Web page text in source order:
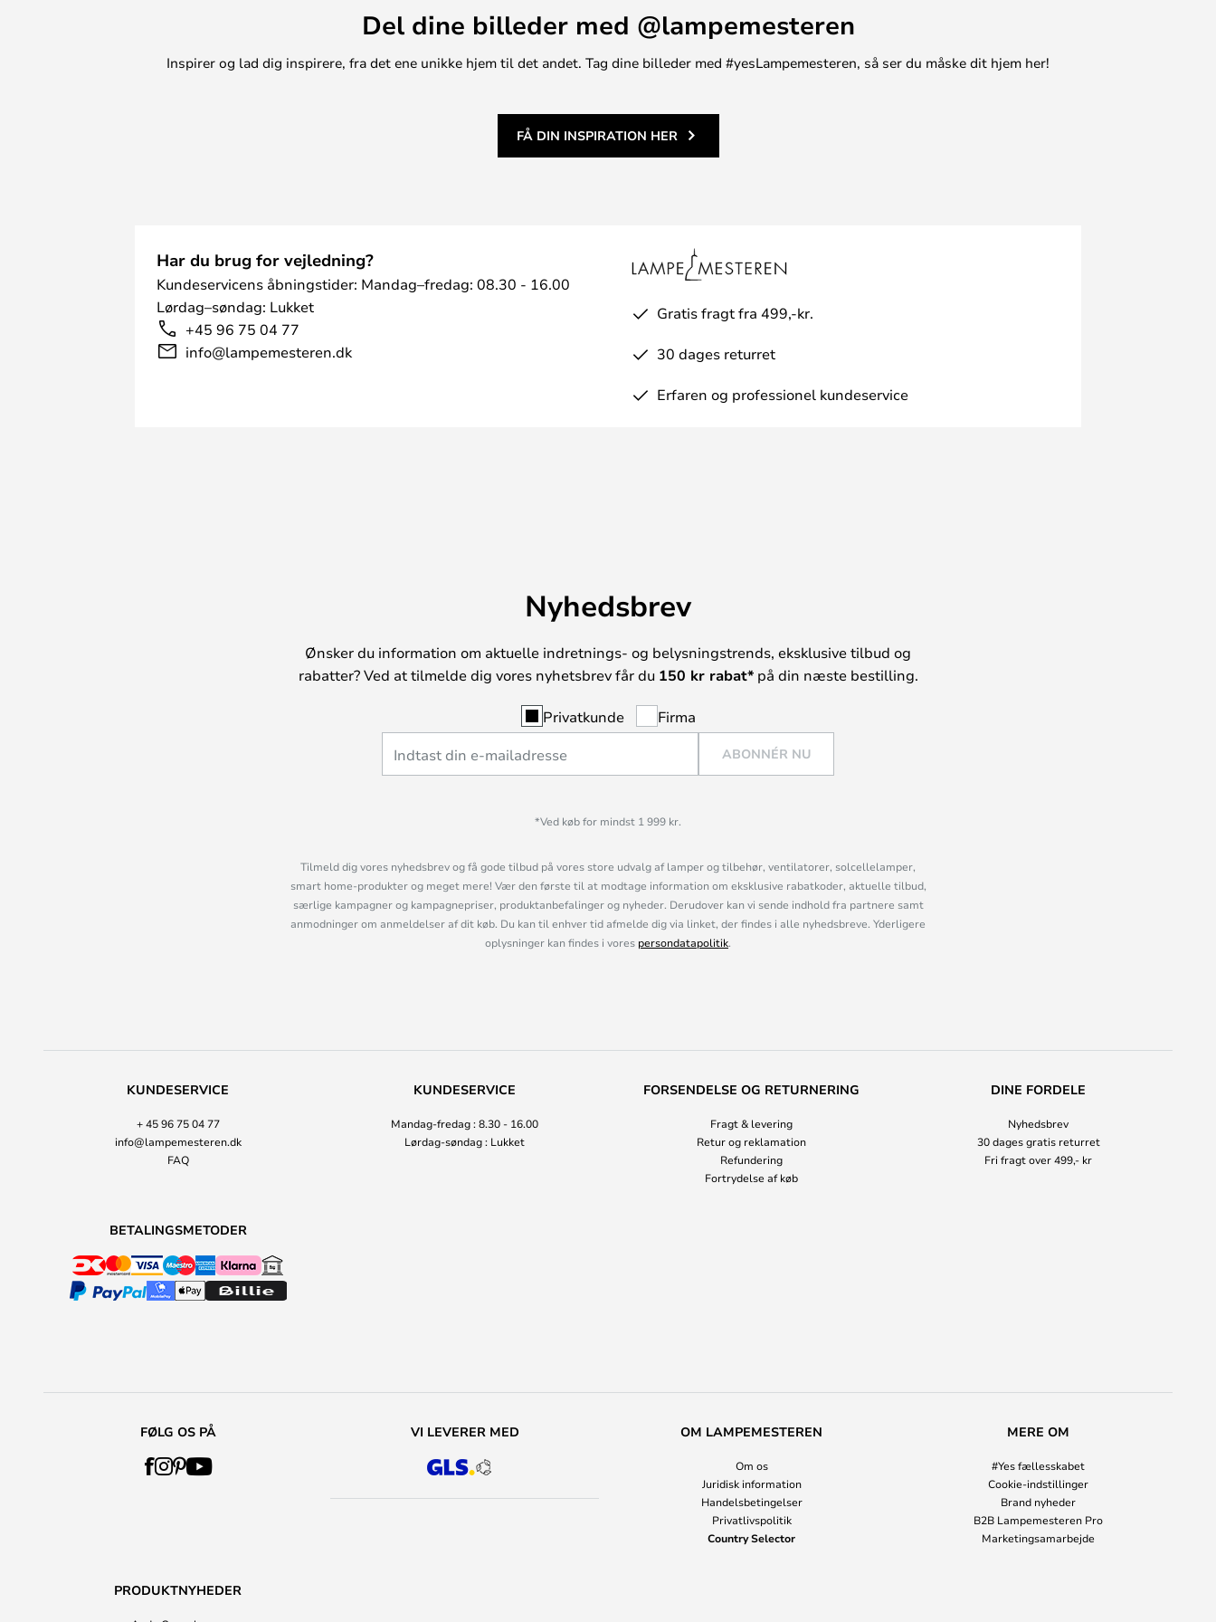
en microfiber klud, så der ikke efterlades striber. Der er ingen
sæber der anbefales, så brug af dette er på eget ansvar, idet det
kan resultere i at bladene bliver matte!
Del dine billeder med @lampemesteren
Inspirer og lad dig inspirere, fra det ene unikke hjem til det andet. Tag dine billeder med #yesLampemesteren, så ser du måske dit hjem her!
FÅ DIN INSPIRATION HER
Har du brug for vejledning?
Kundeservicens åbningstider: Mandag–fredag: 08.30 - 16.00
Lørdag–søndag: Lukket
+45 96 75 04 77
info@lampemesteren.dk
Gratis fragt fra 499,-kr.
30 dages returret
Erfaren og professionel kundeservice
Nyhedsbrev
Ønsker du information om aktuelle indretnings- og belysningstrends, eksklusive tilbud og
rabatter? Ved at tilmelde dig vores nyhetsbrev får du 150 kr rabat*på din næste bestilling.
Privatkunde Firma
ABONNÉR NU
*Ved køb for mindst 1 999 kr.
Tilmeld dig vores nyhedsbrev og få gode tilbud på vores store udvalg af lamper og tilbehør, ventilatorer, solcellelamper,
smart home-produkter og meget mere! Vær den første til at modtage information om eksklusive rabatkoder, aktuelle tilbud,
særlige kampagner og kampagnepriser, produktanbefalinger og nyheder. Derudover kan vi sende indhold fra partnere samt
anmodninger om anmeldelser af dit køb. Du kan til enhver tid afmelde dig via linket, der findes i alle nyhedsbreve. Yderligere
oplysninger kan findes i vores persondatapolitik.
KUNDESERVICE
+ 45 96 75 04 77
info@lampemesteren.dk
FAQ
KUNDESERVICE
Mandag-fredag : 8.30 - 16.00
Lørdag-søndag : Lukket
FORSENDELSE OG RETURNERING
Fragt & levering
Retur og reklamation
Refundering
Fortrydelse af køb
DINE FORDELE
Nyhedsbrev
30 dages gratis returret
Fri fragt over 499,- kr
BETALINGSMETODER
FØLG OS PÅ VI LEVERER MED OM LAMPEMESTEREN
Om os
Juridisk information
Handelsbetingelser
Privatlivspolitik
Country Selector
MERE OM
#Yes fællesskabet
Cookie-indstillinger
Brand nyheder
B2B Lampemesteren Pro
Marketingsamarbejde
PRODUKTNYHEDER